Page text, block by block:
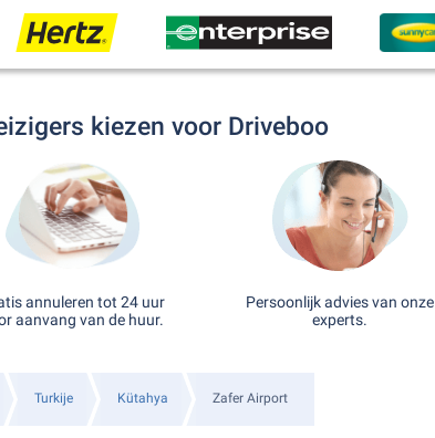
kiezen voor Driveboo
annuleren tot 24 uur
aanvang van de huur.
Persoonlijk advies van onze
experts.
Turkije Kütahya Zafer Airport